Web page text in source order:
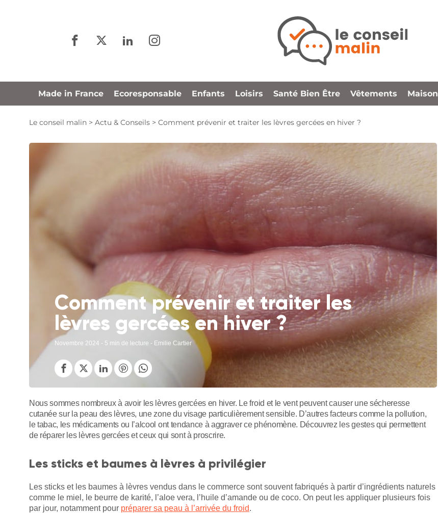
Made in France Ecoresponsable Enfants Loisirs Santé Bien Être Vêtements Maison
Le conseil malin > Actu & Conseils > Comment prévenir et traiter les lèvres gercées en hiver ?
Comment prévenir et traiter les
lèvres gercées en hiver ?
Novembre 2024 - 5 min de lecture - Emilie Cartier
Nous sommes nombreux à avoir les lèvres gercées en hiver. Le froid et le vent peuvent causer une sécheresse
cutanée sur la peau des lèvres, une zone du visage particulièrement sensible. D’autres facteurs comme la pollution,
le tabac, les médicaments ou l’alcool ont tendance à aggraver ce phénomène. Découvrez les gestes qui permettent
de réparer les lèvres gercées et ceux qui sont à proscrire.
Les sticks et baumes à lèvres à privilégier
Les sticks et les baumes à lèvres vendus dans le commerce sont souvent fabriqués à partir d’ingrédients naturels
comme le miel, le beurre de karité, l’aloe vera, l’huile d’amande ou de coco. On peut les appliquer plusieurs fois
par jour, notamment pour préparer sa peau à l’arrivée du froid.